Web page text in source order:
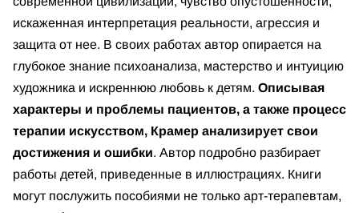
искаженная интерпретация реальности, агрессия и
защита от нее. В своих работах автор опирается на
глубокое знание психоанализа, мастерство и интуицию
художника и искреннюю любовь к детям. Описывая
характеры и проблемы пациентов, а также процесс
терапии искусством, Крамер анализирует свои
достижения и ошибки. Автор подробно разбирает
работы детей, приведенные в иллюстрациях. Книги
могут послужить пособиями не только арт-терапевтам,